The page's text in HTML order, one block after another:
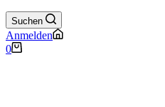
Suchen
Anmelden
Warenkorb
0